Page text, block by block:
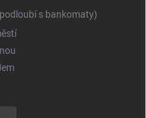
s bankomaty)